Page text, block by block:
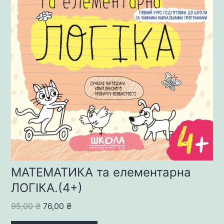
МАТЕМАТИКА та елементарна
ЛОГІКА.(4+)
95,00₴ Original
price
76,00₴Current
price